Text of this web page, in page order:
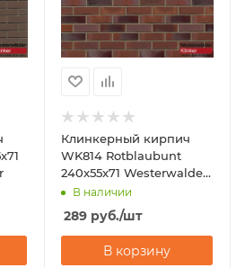
Клинкерный кирпич
WK814 Rotblaubunt
240x55x71 Westerwalder
Klinker
В наличии
289руб./шт
В корзину